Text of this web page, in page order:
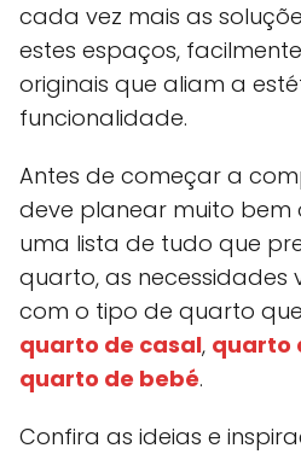
cada vez mais as
estes espaços,
originais que aliam a
funcionalidade.
Antes de começar a
deve planear muito bem
uma lista de tudo que
quarto, as
com o tipo de quarto
quarto de casal, quarto
quarto de bebé.
Confira as ideias e